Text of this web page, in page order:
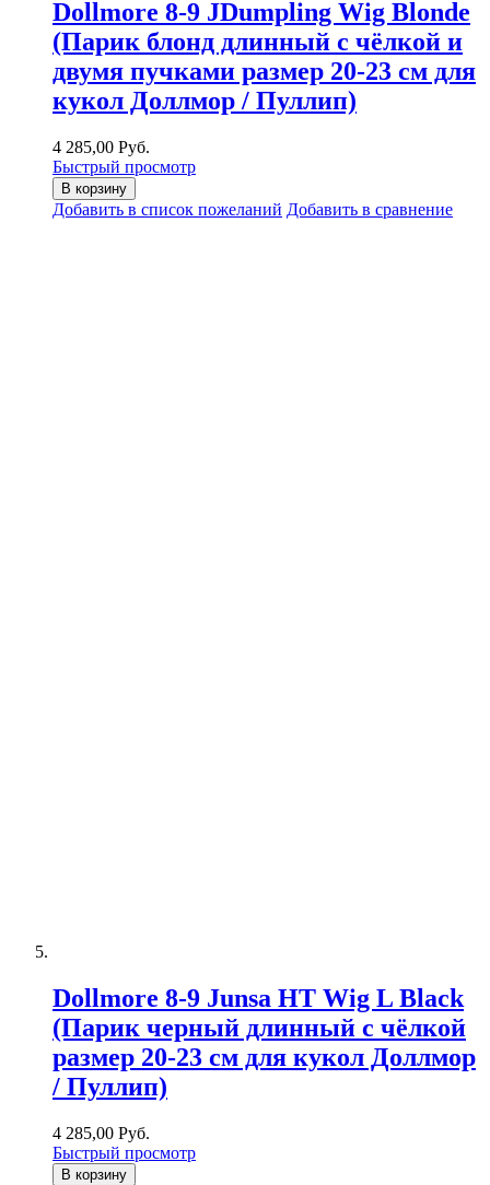
Dollmore 8-9 JDumpling Wig Blonde
(Парик блонд длинный с чёлкой и
двумя пучками размер 20-23 см для
кукол Доллмор / Пуллип)
4 285,00 Руб.
Быстрый просмотр
В корзину
Добавить в список пожеланий Добавить в сравнение
Dollmore 8-9 Junsa HT Wig L Black
(Парик черный длинный с чёлкой
размер 20-23 см для кукол Доллмор
/ Пуллип)
4 285,00 Руб.
Быстрый просмотр
В корзину